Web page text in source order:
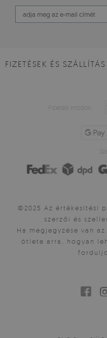
FIZETÉSEK ÉS SZÁLLÍTÁS
Fizetési módok:
©2025 Az értékesítési
szerzői és
Ha megjegyzése van
ötlete arra, hogyan